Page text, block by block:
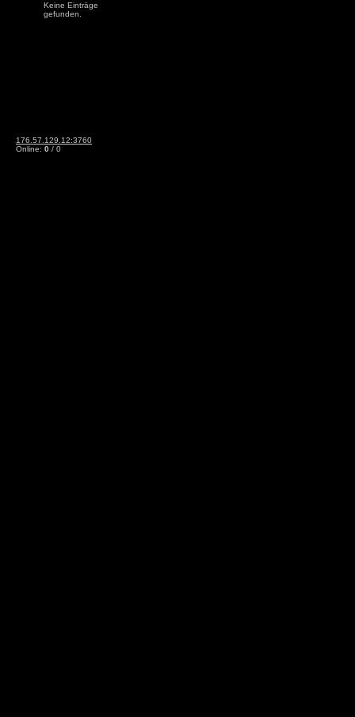
Keine Einträge
gefunden.
176.57.129.12:3760
Online: 0 / 0